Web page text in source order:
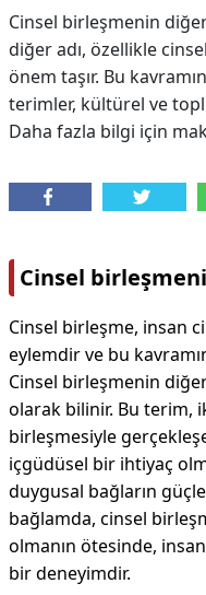
Cinsel birleşmenin
diğer adı, özellikle
önem taşır. Bu
terimler, kültürel ve
Daha fazla bilgi için
Cinsel
Cinsel birleşme, insan
eylemdir ve bu
Cinsel birleşmenin
olarak bilinir. Bu terim,
birleşmesiyle
içgüdüsel bir ihtiyaç
duygusal bağların
bağlamda, cinsel
olmanın ötesinde,
bir deneyimdir.